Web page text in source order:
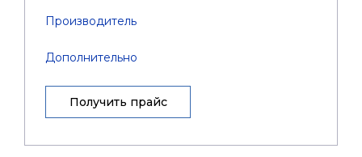
Производитель
Дополнительно
Получить прайс